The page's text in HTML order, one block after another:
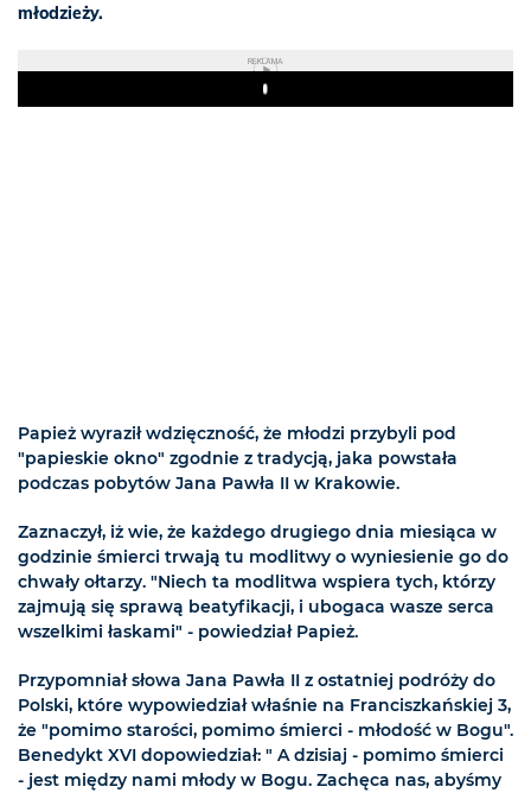
młodzieży.
REKLAMA
Play
Papież wyraził wdzięczność, że młodzi przybyli pod
"papieskie okno" zgodnie z tradycją, jaka powstała
podczas pobytów Jana Pawła II w Krakowie.
Zaznaczył, iż wie, że każdego drugiego dnia miesiąca w
godzinie śmierci trwają tu modlitwy o wyniesienie go do
chwały ołtarzy. "Niech ta modlitwa wspiera tych, którzy
zajmują się sprawą beatyfikacji, i ubogaca wasze serca
wszelkimi łaskami" - powiedział Papież.
Przypomniał słowa Jana Pawła II z ostatniej podróży do
Polski, które wypowiedział właśnie na Franciszkańskiej 3,
że "pomimo starości, pomimo śmierci - młodość w Bogu".
Benedykt XVI dopowiedział: " A dzisiaj - pomimo śmierci
- jest między nami młody w Bogu. Zachęca nas, abyśmy